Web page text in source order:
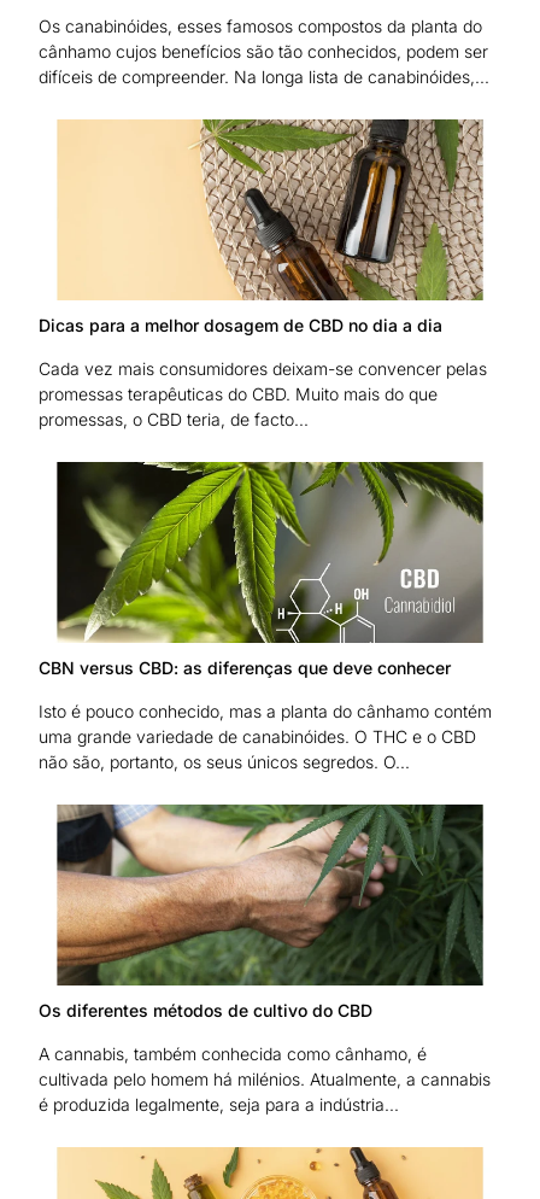
Os canabinóides, esses famosos compostos da planta do
cânhamo cujos benefícios são tão conhecidos, podem ser
difíceis de compreender. Na longa lista de canabinóides,...
Dicas para a melhor dosagem de CBD no dia a dia
Cada vez mais consumidores deixam-se convencer pelas
promessas terapêuticas do CBD. Muito mais do que
promessas, o CBD teria, de facto...
CBN versus CBD: as diferenças que deve conhecer
Isto é pouco conhecido, mas a planta do cânhamo contém
uma grande variedade de canabinóides. O THC e o CBD
não são, portanto, os seus únicos segredos. O...
Os diferentes métodos de cultivo do CBD
A cannabis, também conhecida como cânhamo, é
cultivada pelo homem há milénios. Atualmente, a cannabis
é produzida legalmente, seja para a indústria...